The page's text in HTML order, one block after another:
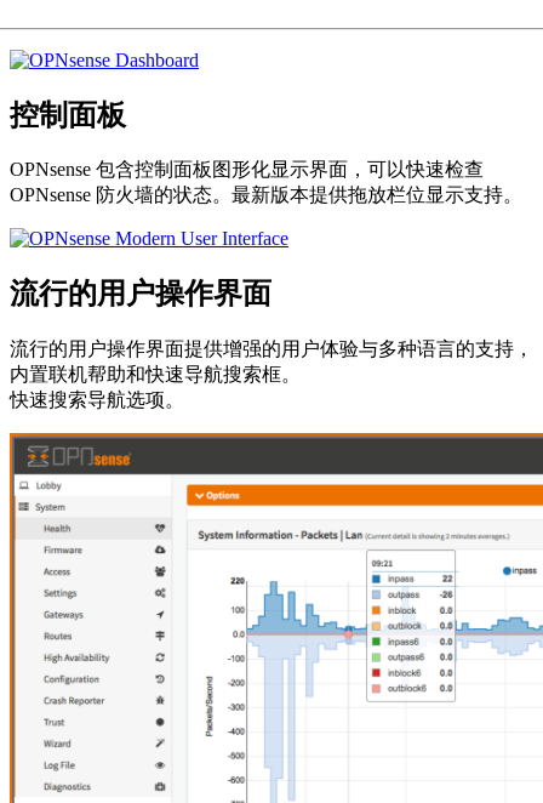
控制面板
OPNsense 包含控制面板图形化显示界面，可以快速检查
OPNsense 防火墙的状态。最新版本提供拖放栏位显示支持。
流行的用户操作界面
流行的用户操作界面提供增强的用户体验与多种语言的支持，
内置联机帮助和快速导航搜索框。
快速搜索导航选项。